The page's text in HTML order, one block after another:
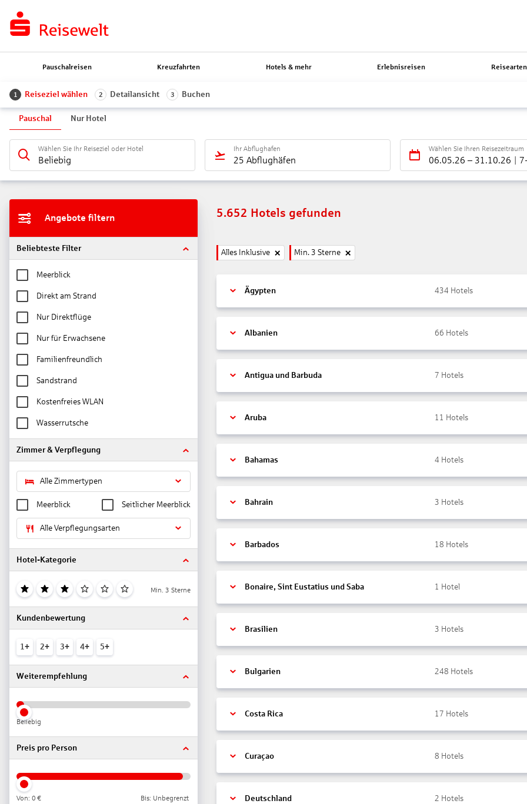
Pauschalreisen Kreuzfahrten Hotels & mehr Erlebnisreisen Reisearten
1 Reiseziel wählen 2 Detailansicht 3 Buchen
Pauschal Nur Hotel
Wählen Sie Ihr Reiseziel oder Hotel
Beliebig
Ihr Abflughafen
25 Abflughäfen
Wählen Sie Ihren Reisezeitraum
06.05.26 – 31.10.26
Angebote filtern
Beliebteste Filter
Meerblick
Direkt am Strand
Nur Direktflüge
Nur für Erwachsene
Familienfreundlich
Sandstrand
Kostenfreies WLAN
Wasserrutsche
Zimmer & Verpflegung
Alle Zimmertypen
Meerblick Seitlicher Meerblick
Alle Verpflegungsarten
Hotel-Kategorie
Min. 3 Sterne
Kundenbewertung
1+ 2+ 3+ 4+ 5+
Weiterempfehlung
Beliebig
Preis pro Person
Von: 0 € Bis: Unbegrenzt
5.652 Hotels gefunden
Alles Inklusive Min. 3 Sterne
Ägypten 434 Hotels
Albanien 66 Hotels
Antigua und Barbuda 7 Hotels
Aruba 11 Hotels
Bahamas 4 Hotels
Bahrain 3 Hotels
Barbados 18 Hotels
Bonaire, Sint Eustatius und Saba 1 Hotel
Brasilien 3 Hotels
Bulgarien 248 Hotels
Costa Rica 17 Hotels
Curaçao 8 Hotels
Deutschland 2 Hotels